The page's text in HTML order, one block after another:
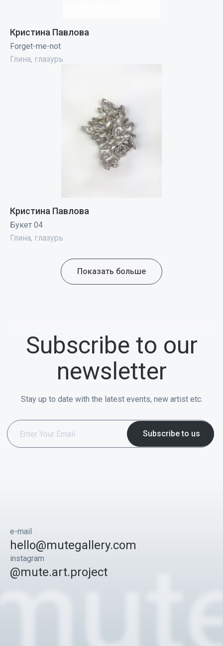
Кристина Павлова
Forget-me-not
Глина, глазурь
Кристина Павлова
Букет 04
Глина, глазурь
Показать больше
Subscribe to our
newsletter
Stay up to date with the latest events, new artist etc.
e-mail
hello@mutegallery.com
instagram
@mute.art.project